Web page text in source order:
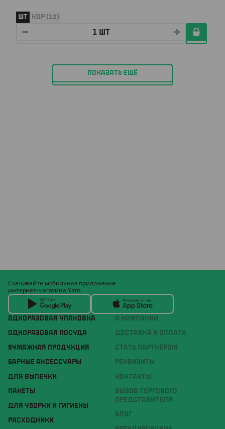
ШТ КОР (12)
ПОКАЗАТЬ ЕЩЁ
ОДНОРАЗОВАЯ УПАКОВКА
ОДНОРАЗОВАЯ ПОСУДА
БУМАЖНАЯ ПРОДУКЦИЯ
БАРНЫЕ АКСЕССУАРЫ
ДЛЯ ВЫПЕЧКИ
ПАКЕТЫ
ДЛЯ УБОРКИ И ГИГИЕНЫ
РАСХОДНИКИ
О КОМПАНИИ
ДОСТАВКА И ОПЛАТА
СТАТЬ ПАРТНЁРОМ
РЕКВИЗИТЫ
КОНТАКТЫ
ВЫЗОВ ТОРГОВОГО
ПРЕДСТАВИТЕЛЯ
БЛОГ
Скачивайте мобильное приложение
интернет-магазина Yans